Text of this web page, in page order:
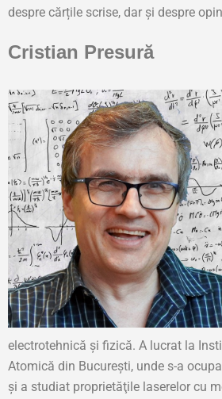
despre cărțile scrise, dar și despre
Cristian Presură
electrotehnică şi fizică. A lucrat la
Atomică din București, unde s-a
şi a studiat proprietăţile laserelor cu